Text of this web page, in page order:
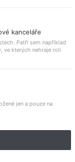
kanceláře
Patří sem například
ve kterých nehraje roli
jen a pouze na